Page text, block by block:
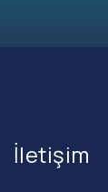
İletişim